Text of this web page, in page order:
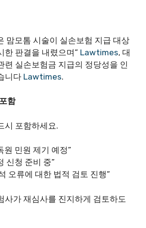
맘모톰 시술이 실손보험 지급 대상
한 판결을 내렸으며” Lawtimes, 대
련 실손보험금 지급의 정당성을 인
니다 Lawtimes.
함
시 포함하세요.
원 민원 제기 예정”
신청 준비 중”
오류에 대한 법적 검토 진행”
사가 재심사를 진지하게 검토하도